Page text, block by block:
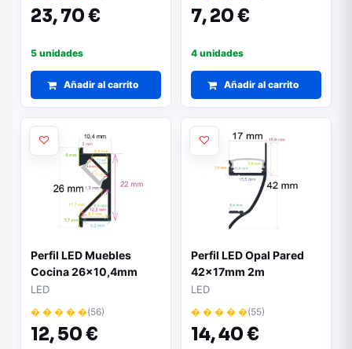
23,70 €
5 unidades
Añadir al carrito
7,20 €
4 unidades
Añadir al carrito
Perfil LED Muebles
Cocina 26x10,4mm
LED
� � � � �(56)
12,50 €
Perfil LED Opal Pared
42x17mm 2m
LED
� � � � �(55)
14,40 €